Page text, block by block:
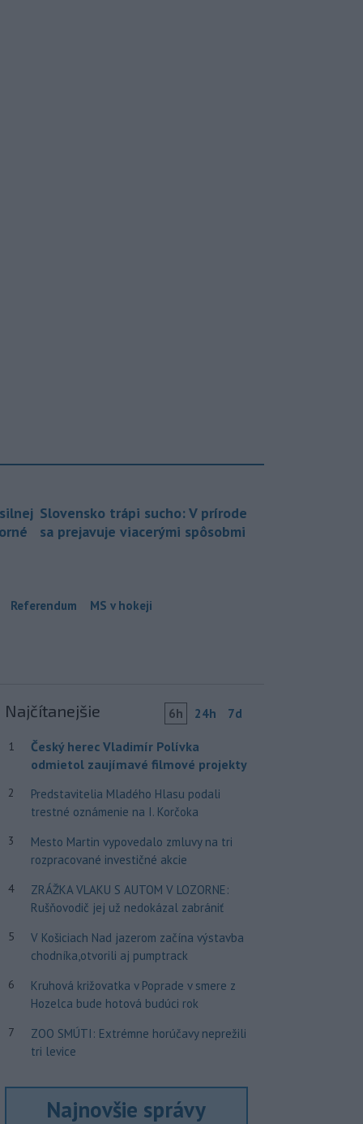
Slovensko trápi sucho: V prírode
sa prejavuje viacerými spôsobmi
Referendum MS v hokeji
Najčítanejšie 6h 24h 7d
1
Český herec Vladimír Polívka
odmietol zaujímavé filmové projekty
2
Predstavitelia Mladého Hlasu podali
trestné oznámenie na I. Korčoka
3
Mesto Martin vypovedalo zmluvy na tri
rozpracované investičné akcie
4
ZRÁŽKA VLAKU S AUTOM V LOZORNE:
Rušňovodič jej už nedokázal zabrániť
5
V Košiciach Nad jazerom začína výstavba
chodníka,otvorili aj pumptrack
6
Kruhová križovatka v Poprade v smere z
Hozelca bude hotová budúci rok
7
ZOO SMÚTI: Extrémne horúčavy neprežili
tri levice
Najnovšie správy